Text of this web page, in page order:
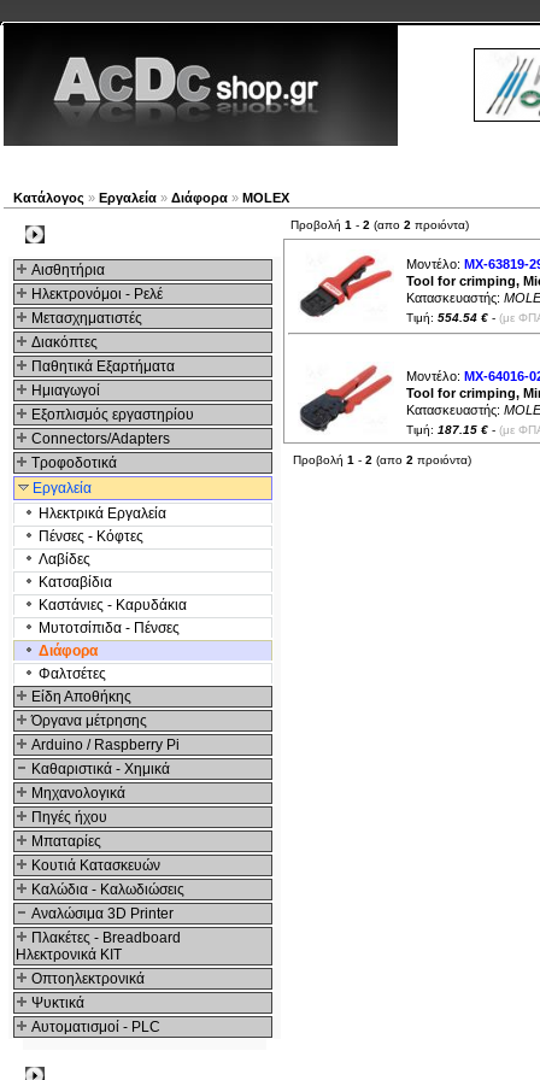
Κατάλογος » Εργαλεία » Διάφορα » MOLEX
Αισθητήρια
Ηλεκτρονόμοι - Ρελέ
Μετασχηματιστές
Διακόπτες
Παθητικά Εξαρτήματα
Hμιαγωγοί
Εξοπλισμός εργαστηρίου
Connectors/Adapters
Τροφοδοτικά
Εργαλεία
Ηλεκτρικά Εργαλεία
Πένσες - Κόφτες
Λαβίδες
Κατσαβίδια
Καστάνιες - Καρυδάκια
Μυτοτσίπιδα - Πένσες
Διάφορα
Φαλτσέτες
Είδη Αποθήκης
Όργανα μέτρησης
Arduino / Raspberry Pi
Καθαριστικά - Χημικά
Μηχανολογικά
Πηγές ήχου
Μπαταρίες
Κουτιά Κατασκευών
Καλώδια - Καλωδιώσεις
Αναλώσιμα 3D Printer
Πλακέτες - Breadboard
Ηλεκτρονικά ΚΙΤ
Οπτοηλεκτρονικά
Ψυκτικά
Αυτοματισμοί - PLC
Προβολή 1 - 2 (απο 2 προιόντα)
Μοντέλο: MX-63819-
Tool for crimping,
Κατασκευαστής:
Τιμή: 554.54 € - (με
Μοντέλο: MX-64016-
Tool for crimping,
Κατασκευαστής:
Τιμή: 187.15 € - (με
Προβολή 1 - 2 (απο 2 προιόντα)